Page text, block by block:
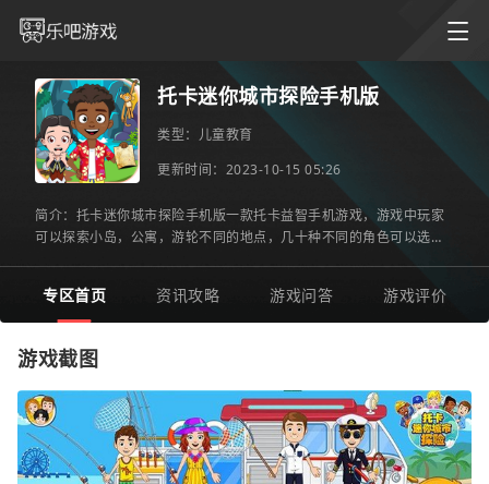
托卡迷你城市探险手机版
类型： 儿童教育
更新时间：2023-10-15 05:26
简介：托卡迷你城市探险手机版一款托卡益智手机游戏，游戏中玩家
可以探索小岛，公寓，游轮不同的地点，几十种不同的角色可以选
专区首页 资讯攻略 游戏问答 游戏评价
游戏截图